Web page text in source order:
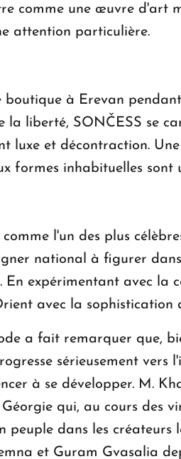
comme une œuvre d'art
attention particulière.
à Erevan
la liberté, SONČESS se
luxe et décontraction.
formes inhabituelles
l'un des plus
national à figurer
En expérimentant avec la
avec la
a fait remarquer que,
sérieusement
à se développer. M.
qui, au cours des
dans les créateurs
et Guram Gvasalia